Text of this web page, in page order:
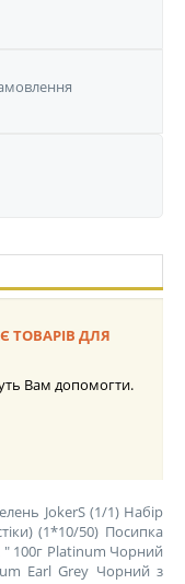
ТОВАРІВ ДЛЯ
Вам допомогти.
JokerS (1/1) Набір
(1*10/50) Посипка
100г Platinum Чорний
Earl Grey Чорний з